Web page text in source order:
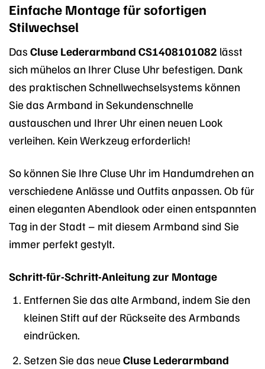
Einfache Montage für sofortigen
Stilwechsel
Das Cluse Lederarmband CS1408101082 lässt
sich mühelos an Ihrer Cluse Uhr befestigen. Dank
des praktischen Schnellwechselsystems können
Sie das Armband in Sekundenschnelle
austauschen und Ihrer Uhr einen neuen Look
verleihen. Kein Werkzeug erforderlich!
So können Sie Ihre Cluse Uhr im Handumdrehen an
verschiedene Anlässe und Outfits anpassen. Ob für
einen eleganten Abendlook oder einen entspannten
Tag in der Stadt – mit diesem Armband sind Sie
immer perfekt gestylt.
Schritt-für-Schritt-Anleitung zur Montage
Entfernen Sie das alte Armband, indem Sie den
kleinen Stift auf der Rückseite des Armbands
eindrücken.
Setzen Sie das neue Cluse Lederarmband